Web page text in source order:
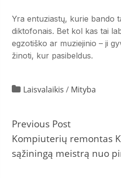
Yra entuziastų, kurie bando
diktofonais. Bet kol kas tai
egzotiško ar muziejinio – ji
žinoti, kur pasibeldus.
Laisvalaikis / Mityba
Previous Post
Kompiuterių remontas
sąžiningą meistrą nuo